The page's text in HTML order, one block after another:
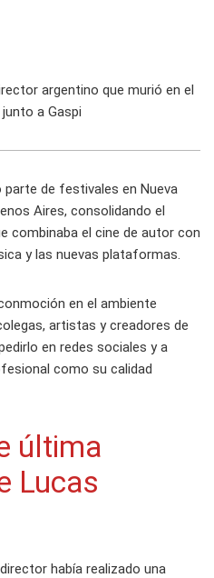
argentino que murió en el
a Gaspi
de festivales en Nueva
Aires, consolidando el
combinaba el cine de autor con
y las nuevas plataformas.
en el ambiente
artistas y creadores de
en redes sociales y a
como su calidad
última
Lucas
había realizado una